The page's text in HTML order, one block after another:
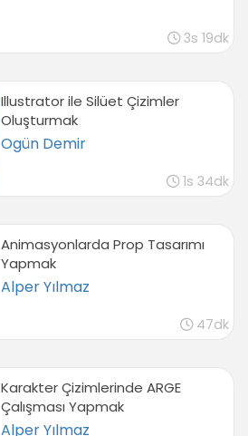
3s 19dk
Illustrator ile Silüet Çizimler
Oluşturmak
Ogün Demir
1s 34dk
Animasyonlarda Prop Tasarımı
Yapmak
Alper Yılmaz
47dk
Karakter Çizimlerinde ARGE
Çalışması Yapmak
Alper Yılmaz